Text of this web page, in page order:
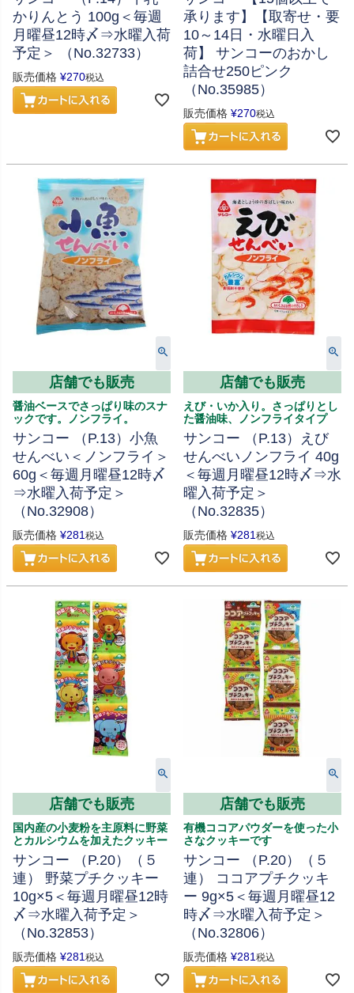
かりんとう 100g＜毎週
月曜昼12時〆⇒水曜入荷
予定＞ （No.32733）
販売価格 ¥270税込
承ります】【取寄せ・要
10～14日・水曜日入
荷】 サンコーのおかし
詰合せ250ピンク
（No.35985）
販売価格 ¥270税込
店舗でも販売
醤油ベースでさっぱり味のスナ
ックです。ノンフライ。
サンコー （P.13）小魚
せんべい＜ノンフライ＞
60g＜毎週月曜昼12時〆
⇒水曜入荷予定＞
（No.32908）
販売価格 ¥281 税込
店舗でも販売
えび・いか入り。さっぱりとし
た醤油味、ノンフライタイプ
サンコー （P.13）えび
せんべいノンフライ 40g
＜毎週月曜昼12時〆⇒水
曜入荷予定＞
（No.32835）
販売価格 ¥281 税込
店舗でも販売
国内産の小麦粉を主原料に野菜
とカルシウムを加えたクッキー
サンコー （P.20）（５
連） 野菜プチクッキー
10g×5＜毎週月曜昼12時
〆⇒水曜入荷予定＞
（No.32853）
販売価格 ¥281 税込
店舗でも販売
有機ココアパウダーを使った小
さなクッキーです
サンコー （P.20）（５
連） ココアプチクッキ
ー 9g×5＜毎週月曜昼12
時〆⇒水曜入荷予定＞
（No.32806）
販売価格 ¥281 税込